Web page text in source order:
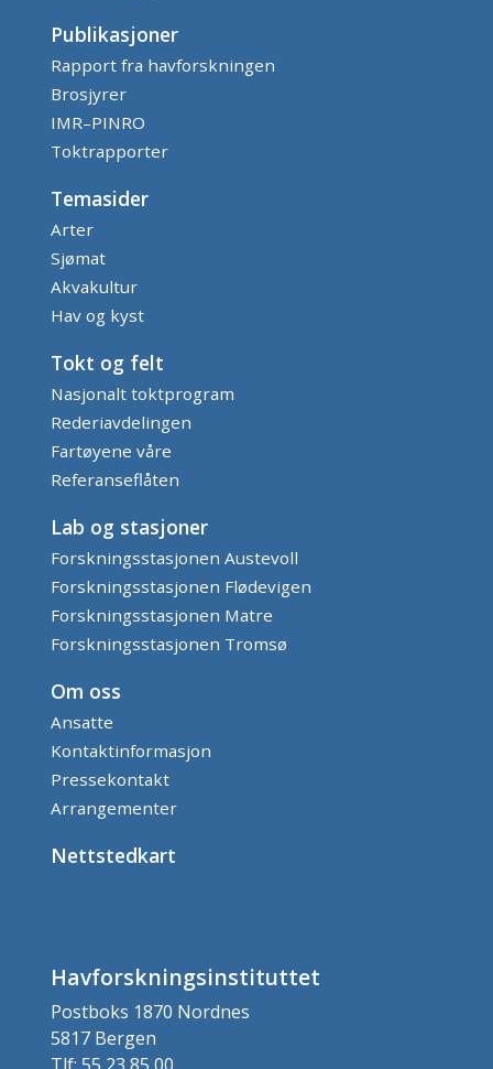
Publikasjoner
Rapport fra havforskningen
Brosjyrer
IMR–PINRO
Toktrapporter
Temasider
Arter
Sjømat
Akvakultur
Hav og kyst
Tokt og felt
Nasjonalt toktprogram
Rederiavdelingen
Fartøyene våre
Referanseflåten
Lab og stasjoner
Forskningsstasjonen Austevoll
Forskningsstasjonen Flødevigen
Forskningsstasjonen Matre
Forskningsstasjonen Tromsø
Om oss
Ansatte
Kontaktinformasjon
Pressekontakt
Arrangementer
Nettstedkart
Havforskningsinstituttet
Postboks 1870 Nordnes
5817 Bergen